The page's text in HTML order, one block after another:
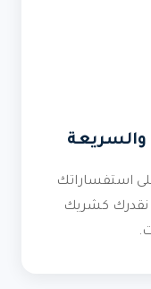
والسريعة
استفساراتك
نقدرك كشريك